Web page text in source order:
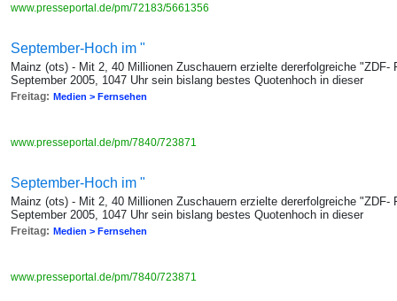
www.presseportal.de/pm/72183/5661356
September-Hoch im "
Mainz (ots) - Mit 2, 40 Millionen Zuschauern erzielte dererfolgreiche "ZDF-
September 2005, 1047 Uhr sein bislang bestes Quotenhoch in dieser
Freitag: Medien > Fernsehen
www.presseportal.de/pm/7840/723871
September-Hoch im "
Mainz (ots) - Mit 2, 40 Millionen Zuschauern erzielte dererfolgreiche "ZDF-
September 2005, 1047 Uhr sein bislang bestes Quotenhoch in dieser
Freitag: Medien > Fernsehen
www.presseportal.de/pm/7840/723871